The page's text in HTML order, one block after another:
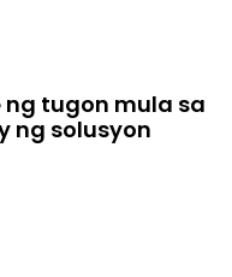
tugon mula sa
ng solusyon